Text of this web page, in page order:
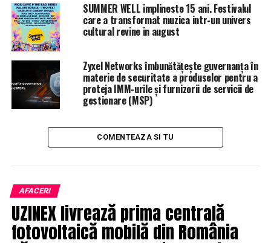
În plus, compania Salrom a recunoscut că există
probleme cu apele infiltrate, precizând că, deși se
folosesc pompe pentru evacuarea apei, pârâul Slănic are
o salinitate naturală care complică gestionarea
impactului ecologic. Criticile nu se limitează însă doar la
controverselor anterioare legate de administrarea
Salrom, incluzând acuzații de cheltuieli dubioase și
legături suspecte cu oficiali de rang înalt.
Berceanu a prezentat dovezi vizuale ale gravității
situației, inclusiv fotografii cu pești morți în zona
Vărbilău, ceea ce ilustrează impactul devastator al
deversărilor asupra biodiversității locale. El a subliniat
SUMMER WELL implineste 15 ani. Festivalul
care a transformat muzica intr-un univers
cultural revine in august
Zyxel Networks îmbunătățește guvernanța în
materie de securitate a produselor pentru a
proteja IMM-urile și furnizorii de servicii de
gestionare (MSP)
COMENTEAZA SI TU
AFACERI
UZINEX livrează prima centrală
fotovoltaică mobilă din România